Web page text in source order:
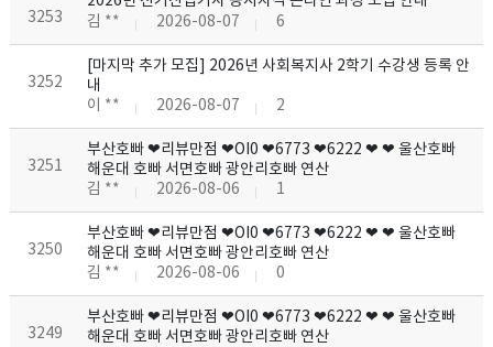
3253
김 **
2026-08-07 6
3252
[마지막 추가 모집] 2026년 사회복지사 2학기 수강생 등록 안
내
이 **
2026-08-07 2
3251
부산호빠 ❤리뷰만점 ❤OI0 ❤6773 ❤6222 ❤ ❤ 울산호빠
해운대 호빠 서면호빠 광안리호빠 연산
김 **
2026-08-06 1
3250
부산호빠 ❤리뷰만점 ❤OI0 ❤6773 ❤6222 ❤ ❤ 울산호빠
해운대 호빠 서면호빠 광안리호빠 연산
김 **
2026-08-06 0
3249
부산호빠 ❤리뷰만점 ❤OI0 ❤6773 ❤6222 ❤ ❤ 울산호빠
해운대 호빠 서면호빠 광안리호빠 연산